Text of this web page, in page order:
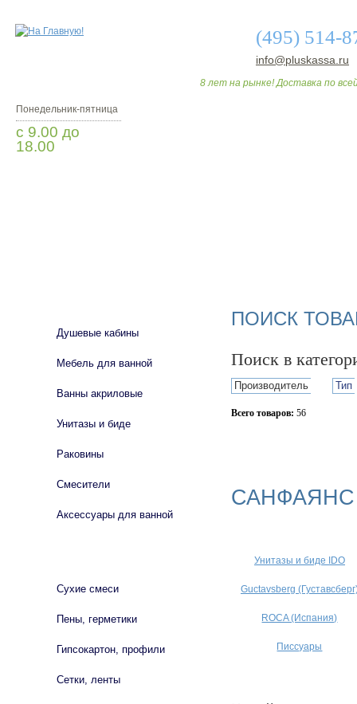
(495) 514-
info@pluskassa.ru
8 лет на рынке! Доставка по
Понедельник-пятница
с 9.00 до
18.00
ПОИСК
Поиск в
Производитель Тип
Всего товаров: 56
САНФАЯНС
Унитазы и биде IDO
Guctavsberg
ROCA (Испания)
Писсуары
Душевые кабины
Мебель для ванной
Ванны акриловые
Унитазы и биде
Раковины
Смесители
Аксессуары для ванной
Сухие смеси
Пены, герметики
Гипсокартон, профили
Сетки, ленты